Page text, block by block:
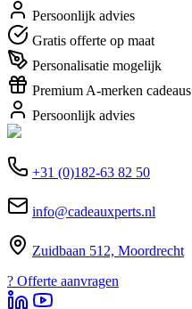
Persoonlijk advies
Gratis offerte op maat
Personalisatie mogelijk
Premium A-merken cadeaus
Persoonlijk advies
+31 (0)182-63 82 50
info@cadeauxperts.nl
Zuidbaan 512, Moordrecht
? Offerte aanvragen